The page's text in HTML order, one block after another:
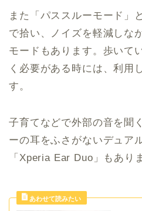
また「パススルーモード」
で拾い、ノイズを軽減しな
モードもあります。歩いて
く必要がある時には、利用
す。
子育てなどで外部の音を聞
ーの耳をふさがないデュア
「Xperia Ear Duo」もあり